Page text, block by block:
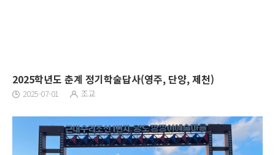
2025학년도 춘계 정기학술답사(영주, 단양, 제천)
2025-07-01 조교